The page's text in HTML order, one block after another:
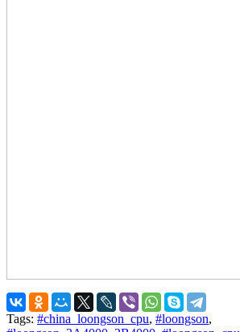
Tags: #china_loongson_cpu, #loongson,